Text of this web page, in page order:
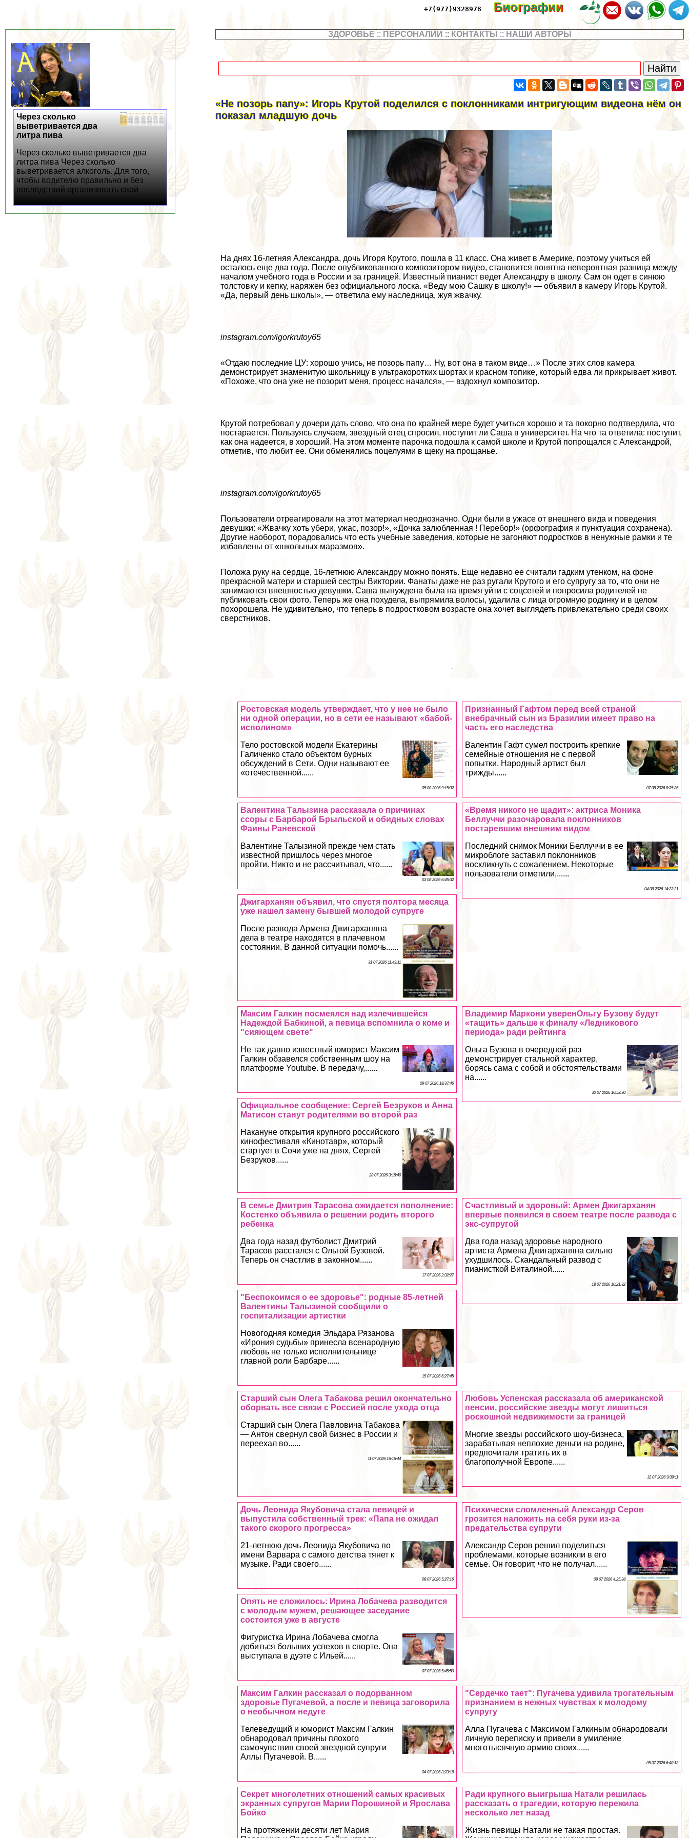
+7(977)9328978 Биографии
ЗДОРОВЬЕ :: ПЕРСОНАЛИИ :: КОНТАКТЫ :: НАШИ АВТОРЫ
«Не позорь папу»: Игорь Крутой поделился с поклонниками интригующим видеона нём он
показал младшую дочь
На днях 16-летняя Александра, дочь Игоря Крутого, пошла в 11 класс. Она живет в Америке, поэтому учиться ей
осталось еще два года. После опубликованного композитором видео, становится понятна невероятная разница между
началом учебного года в России и за границей. Известный пианист ведет Александру в школу. Сам он одет в синюю
толстовку и кепку, наряжен без официального лоска. «Веду мою Сашку в школу!» — объявил в камеру Игорь Крутой.
«Да, первый день школы», — ответила ему наследница, жуя жвачку.
instagram.com/igorkrutoy65
«Отдаю последние ЦУ: хорошо учись, не позорь папу… Ну, вот она в таком виде…» После этих слов камера
демонстрирует знаменитую школьницу в ультpaкоротких шортах и красном топике, который едва ли прикрывает живот.
«Похоже, что она уже не позорит меня, процесс начался», — вздохнул композитор.
Крутой потребовал у дочери дать слово, что она по крайней мере будет учиться хорошо и та покорно подтвердила, что
постарается. Пользуясь случаем, звездный отец спросил, поступит ли Саша в университет. На что та ответила: поступит,
как она надеется, в хороший. На этом моменте парочка подошла к самой школе и Крутой попрощался с Александрой,
отметив, что любит ее. Они обменялись поцелуями в щеку на прощанье.
instagram.com/igorkrutoy65
Пользователи отреагировали на этот материал неоднозначно. Одни были в ужасе от внешнего вида и поведения
дeвyшки: «Жвачку хоть убери, ужас, позор!», «Дочка залюбленная ! Перебор!» (орфография и пунктуация сохранена).
Другие наоборот, порадовались что есть учебные заведения, которые не загоняют подростков в ненужные рамки и те
избавлены от «школьных маразмов».
Положа руку на сердце, 16-летнюю Александру можно понять. Еще недавно ее считали гадким утенком, на фоне
прекрасной матери и старшей сестры Виктории. Фанаты даже не раз ругали Крутого и его супругу за то, что они не
занимаются внешностью дeвyшки. Саша вынуждена была на время уйти с соцсетей и попросила родителей не
публиковать свои фото. Теперь же она похудела, выпрямила волосы, удалила с лица огромную родинку и в целом
похорошела. Не удивительно, что теперь в подростковом возрасте она хочет выглядеть привлекательно среди своих
сверстников.
Признанный Гафтом перед всей страной
внебрачный сын из Бразилии имеет право на
часть его наследства
Валентин Гафт сумел построить крепкие
семейные отношения не с первой
попытки. Народный артист был
трижды......
07 08 2026 8:35:36
Ростовская модель утверждает, что у нее не было
ни одной операции, но в сети ее называют «бабой-
исполином»
Тело ростовской модели Екатерины
Галиченко стало объектом бурных
обсуждений в Сети. Одни называют ее
«отечественной......
05 08 2026 9:15:32
«Время никого не щадит»: актриса Моника
Беллуччи разочаровала поклонников
постаревшим внешним видом
Последний снимок Моники Беллуччи в ее
микроблоге заставил поклонников
воскликнуть с сожалением. Некоторые
пользователи отметили,......
04 08 2026 14:23:21
Валентина Талызина рассказала о причинах
ссоры с Барбарой Брыльской и обидных словах
Фаины Раневской
Валентине Талызиной прежде чем стать
известной пришлось через многое
пройти. Никто и не рассчитывал, что......
03 08 2026 6:45:32
Джигарханян объявил, что спустя полтора месяца
уже нашел замену бывшей молодой супруге
После развода Армена Джигарханяна
дела в театре находятся в плачевном
состоянии. В данной ситуации помочь......
31 07 2026 11:49:11
Владимир Маркони уверенОльгу Бузову будут
«тащить» дальше к финалу «Ледникового
периода» ради рейтинга
Ольга Бузова в очередной раз
демонстрирует стальной хаpaктер,
борясь сама с собой и обстоятельствами
на......
30 07 2026 10:58:30
Максим Галкин посмеялся над излечившейся
Надеждой Бабкиной, а певица вспомнила о коме и
"сияющем свете"
Не так давно известный юморист Максим
Галкин обзавелся собственным шоу на
платформе Youtube. В передачу,......
29 07 2026 18:37:46
Официальное сообщение: Сергeй Безруков и Анна
Матисон станут родителями во второй раз
Накануне открытия крупного российского
кинофестиваля «Кинотавр», который
стартует в Сочи уже на днях, Сергeй
Безруков......
28 07 2026 3:18:40
Счастливый и здоровый: Армен Джигарханян
впервые появился в своем театре после развода с
экс-супругой
Два года назад здоровье народного
артиста Армена Джигарханяна сильно
ухудшилось. Скандальный развод с
пианисткой Виталиной......
18 07 2026 10:21:32
В семье Дмитрия Тарасова ожидается пополнение:
Костенко объявила о решении родить второго
ребенка
Два года назад футболист Дмитрий
Тарасов расстался с Ольгой Бузовой.
Теперь он счастлив в законном......
17 07 2026 2:32:27
"Беспокоимся о ее здоровье": родные 85-летней
Валентины Талызиной сообщили о
госпитализации артистки
Новогодняя комедия Эльдара Рязанова
«Ирония судьбы» принесла всенародную
любовь не только исполнительнице
главной роли Барбаре......
15 07 2026 6:27:45
Любовь Успенская рассказала об американской
пенсии, российские звезды могут лишиться
роскошной недвижимости за границей
Многие звезды российского шоу-бизнеса,
заpaбатывая неплохие деньги на родине,
предпочитали тратить их в
благополучной Европе......
12 07 2026 9:39:11
Старший сын Олега Табакова решил окончательно
оборвать все связи с Россией после ухода отца
Старший сын Олега Павловича Табакова
— Антон свернул свой бизнес в России и
переехал во......
11 07 2026 16:16:44
Психически сломленный Александр Серов
грозится наложить на себя руки из-за
предательства супруги
Александр Серов решил поделиться
проблемами, которые возникли в его
семье. Он говорит, что не получал......
09 07 2026 4:25:38
Дочь Леонида Якубовича стала певицей и
выпустила собственный трек: «Папа не ожидал
такого скорого прогресса»
21-летнюю дочь Леонида Якубовича по
имени Варвара с самого детства тянет к
музыке. Ради своего......
08 07 2026 5:27:16
Опять не сложилось: Ирина Лобачева разводится
с молодым мужем, решающее заседание
состоится уже в августе
Фигуристка Ирина Лобачева смогла
добиться больших успехов в спорте. Она
выступала в дуэте с Ильей......
07 07 2026 5:45:50
"Сердечко тает": Пугачева удивила трогательным
признанием в нежных чувствах к молодому
супругу
Алла Пугачева с Максимом Галкиным обнародовали
личную переписку и привели в умиление
многотысячную армию своих......
05 07 2026 6:40:12
Максим Галкин рассказал о подорванном
здоровье Пугачевой, а после и певица заговорила
о необычном недуге
Телеведущий и юморист Максим Галкин
обнародовал причины плохого
самочувствия своей звездной супруги
Аллы Пугачевой. В......
04 07 2026 3:23:18
Ради крупного выигрыша Натали решилась
рассказать о трагедии, которую пережила
несколько лет назад
Жизнь певицы Натали не такая простая.
Секрет многолетних отношений самых красивых
экранных супругов Марии Порошиной и Ярослава
Бойко
На протяжении десяти лет Мария
Через сколько
выветривается два
литра пива
Через сколько выветривается два
литра пива Через сколько
выветривается алкоголь. Для того,
чтобы водителю правильно и без
последствий организовать свой